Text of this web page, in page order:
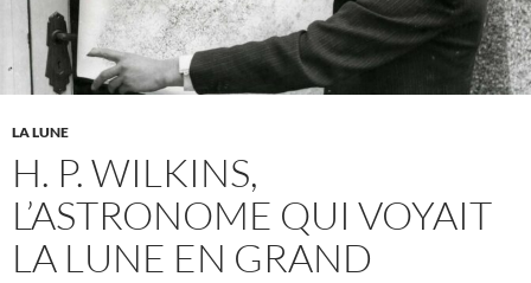
LA LUNE
H. P. WILKINS,
L’ASTRONOME QUI VOYAIT
LA LUNE EN GRAND